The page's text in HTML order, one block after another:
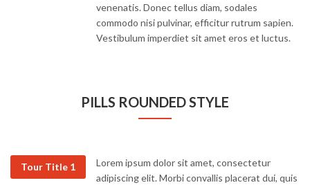
venenatis. Donec tellus diam, sodales
commodo nisi pulvinar, efficitur rutrum sapien.
Vestibulum imperdiet sit amet eros et luctus.
PILLS ROUNDED STYLE
Tour Title 1
Lorem ipsum dolor sit amet, consectetur
adipiscing elit. Morbi convallis placerat dui, quis